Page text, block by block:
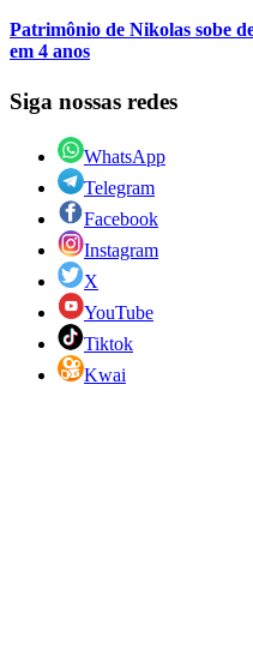
Patrimônio de Nikolas sobe
em 4 anos
Siga nossas redes
WhatsApp
Telegram
Facebook
Instagram
X
YouTube
Tiktok
Kwai